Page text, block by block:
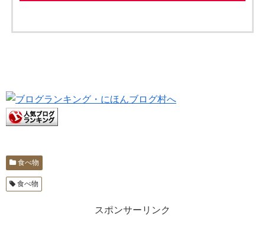
食べ物
食べ物
スポンサーリンク